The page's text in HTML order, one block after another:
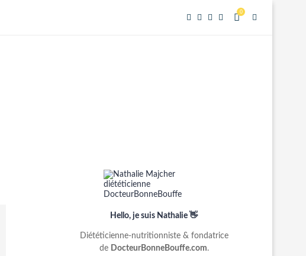
0
Hello, je suis Nathalie 👋
Diététicienne-nutritionniste & fondatrice
de DocteurBonneBouffe.com.